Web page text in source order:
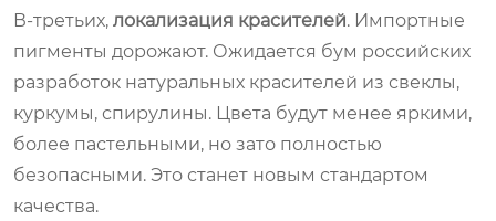
В-третьих, локализация красителей. Импортные
пигменты дорожают. Ожидается бум российских
разработок натуральных красителей из свеклы,
куркумы, спирулины. Цвета будут менее яркими,
более пастельными, но зато полностью
безопасными. Это станет новым стандартом
качества.